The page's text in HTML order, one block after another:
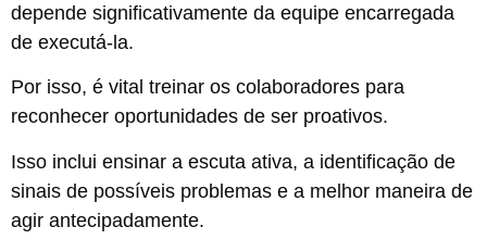
depende significativamente da equipe encarregada
de executá-la.
Por isso, é vital treinar os colaboradores para
reconhecer oportunidades de ser proativos.
Isso inclui ensinar a escuta ativa, a identificação de
sinais de possíveis problemas e a melhor maneira de
agir antecipadamente.